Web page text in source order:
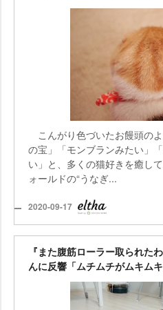
こんがり色づいたお饅頭の
の宝」「モンブランみたい」
い」と、多くの猫好きを癒し
ォールドの“うなぎ...
2020-09-17
『また腹筋ローラー取られた
んに反響「ムチムチがムキム